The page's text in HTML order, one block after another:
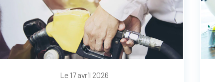
Le 17 avril 2026